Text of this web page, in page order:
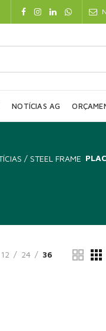
NOTÍCIAS AG
12 24 36